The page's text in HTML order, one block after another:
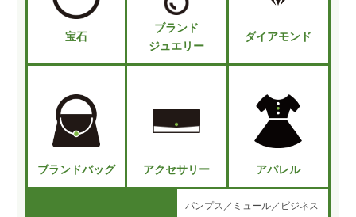
宝石
ブランド
ジュエリー
ダイアモンド
ブランドバッグ アクセサリー アパレル
パンプス／ミュール／ビジネス